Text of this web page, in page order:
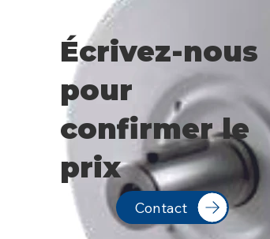
Écrivez-nous
pour
confirmer le
prix
Contact